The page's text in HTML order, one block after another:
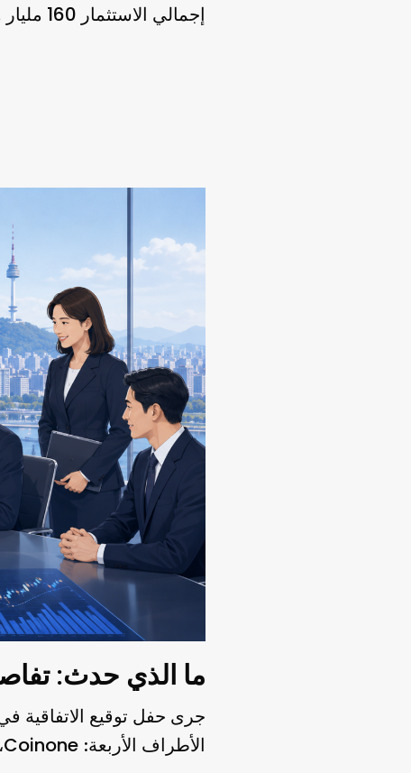
إجمالي الاستثمار 160 مليار وون (حوالي 116 مليون دولار)
ما الذي حدث:
الأطراف الأربعة:Coinone